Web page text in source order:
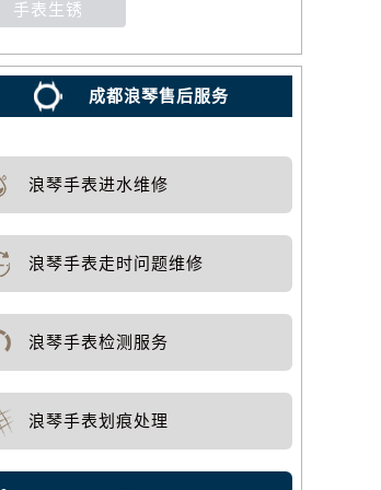
手表生锈
成都浪琴售后服务
浪琴手表进水维修
浪琴手表走时问题维修
浪琴手表检测服务
浪琴手表划痕处理